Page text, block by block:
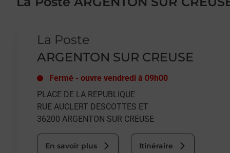
La Poste
ARGENTON SUR CREUSE
Fermé - ouvre vendredi à 09h00
PLACE DE LA REPUBLIQUE
RUE AUCLERT DESCOTTES ET
36200 ARGENTON SUR CREUSE
En savoir plus Itinéraire